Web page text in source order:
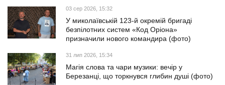
03 сер 2026, 15:32
У миколаївській 123-й окремій бригаді
безпілотних систем «Код Оріона»
призначили нового командира (фото)
31 лип 2026, 15:34
Магія слова та чари музики: вечір у
Березанці, що торкнувся глибин душі (фото)